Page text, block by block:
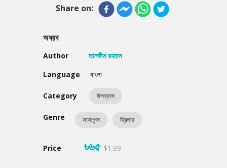
Share on:
অবয়ব
Author
তানজীম রহমান
Language
বাংলা
Category উপন্যাস
Genre সাসপেন্স থ্রিলার
Price ৳৬৫ $1.99